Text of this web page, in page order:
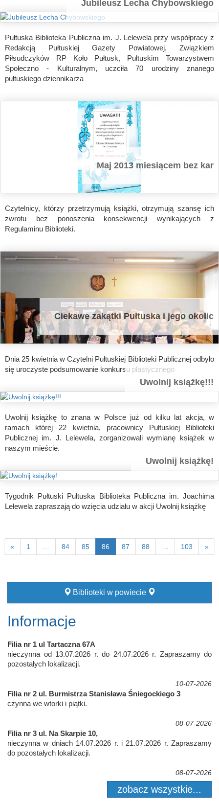
Jubileusz Lecha Chybowskiego
Pułtuska Biblioteka Publiczna im. J. Lelewela przy współpracy z
Redakcją Pułtuskiej Gazety Powiatowej, Związkiem
Piłsudczyków RP Koło Pułtusk, Pułtuskim Towarzystwem
Społeczno - Kulturalnym, uczciła 70 urodziny znanego
pułtuskiego dziennikarza
Maj 2013 miesiącem bez kar
Czytelnicy, którzy przetrzymują książki, otrzymują szansę ich
zwrotu bez ponoszenia konsekwencji wynikających z
Regulaminu Biblioteki.
Ciekawe zakątki Pułtuska i jego okolic
Dnia 25 kwietnia w Czytelni Pułtuskiej Biblioteki Publicznej odbyło
się uroczyste podsumowanie konkursu plastycznego
Uwolnij książkę!!!
Uwolnij książkę to znana w Polsce już od kilku lat akcja, w
ramach której 22 kwietnia, pracownicy Pułtuskiej Biblioteki
Publicznej im. J. Lelewela, zorganizowali wymianę książek w
naszym mieście.
Uwolnij książkę!
Tygodnik Pułtuski Pułtuska Biblioteka Publiczna im. Joachima
Lelewela zapraszają do wzięcia udziału w akcji Uwolnij książkę
« 1 84 85 86 87 88 103 »
Biblioteki w powiecie
Informacje
Filia nr 1 ul Tartaczna 67A
nieczynna od 13.07.2026 r. do 24.07.2026 r. Zapraszamy do
pozostałych lokalizacji.
10-07-2026
Filia nr 2 ul. Burmistrza Stanisława Śniegockiego 3
czynna we wtorki i piątki.
08-07-2026
Filia nr 3 ul. Na Skarpie 10,
nieczynna w dniach 14.07.2026 r. i 21.07.2026 r. Zapraszamy
do pozostałych lokalizacji.
08-07-2026
zobacz wszystkie...